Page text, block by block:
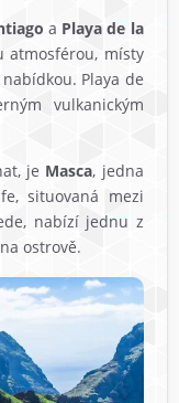
a Playa de la
atmosférou, místy
Playa de
vulkanickým
je Masca, jedna
situovaná mezi
nabízí jednu z
ostrově.